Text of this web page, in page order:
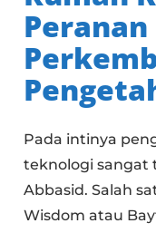
Pada intinya
teknologi sangat
Abbasid. Salah
Wisdom atau